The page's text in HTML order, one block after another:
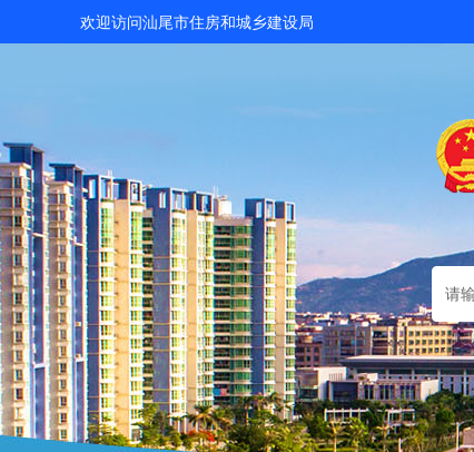
欢迎访问汕尾市住房和城乡建设局